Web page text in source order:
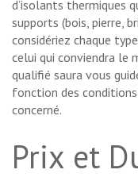
d’isolants thermiques
supports (bois, pierre,
considériez chaque
celui qui conviendra le
qualifié saura vous
fonction des
concerné.
Prix et